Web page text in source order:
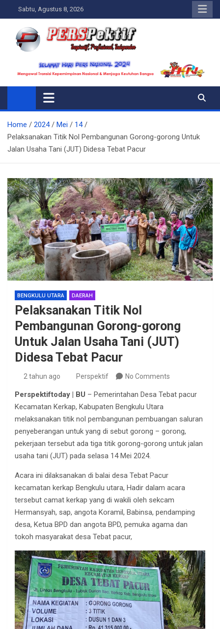
to
content
Sabtu, Agustus 8, 2026
Perspektif.today
Ispiratif Profesional Independen
Home 2024 Mei
14
Pelaksanakan Titik Nol Pembangunan Gorong-gorong Untuk
Jalan Usaha Tani (JUT) Didesa Tebat Pacur
BENGKULU UTARA DAERAH
Pelaksanakan Titik Nol
Pembangunan Gorong-gorong
Untuk Jalan Usaha Tani (JUT)
Didesa Tebat Pacur
2 tahun ago Perspektif No Comments
Perspektiftoday | BU – Pemerintahan Desa Tebat pacur
Kecamatan Kerkap, Kabupaten Bengkulu Utara
melaksanakan titik nol pembangunan pembuangan saluran
penyeberangan untuk yang di sebut gorong – gorong,
pekerjaan tersebut ada tiga titik gorong-gorong untuk jalan
usaha tani (JUT) pada selasa 14 Mei 2024.
Acara ini dilaksanakan di balai desa Tebat Pacur
kecamatan kerkap Bengkulu utara, Hadir dalam acara
tersebut camat kerkap yang di wakili oleh sekcam
Hermansyah, sap, angota Koramil, Babinsa, pendamping
desa, Ketua BPD dan angota BPD, pemuka agama dan
tokoh masyarakat desa Tebat pacur,